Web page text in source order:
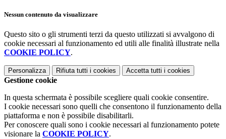
Nessun contenuto da visualizzare
Questo sito o gli strumenti terzi da questo utilizzati si avvalgono di
cookie necessari al funzionamento ed utili alle finalità illustrate nella
COOKIE POLICY.
Personalizza Rifiuta tutti i cookies Accetta tutti i cookies
Gestione cookie
In questa schermata è possibile scegliere quali cookie consentire.
I cookie necessari sono quelli che consentono il funzionamento della
piattaforma e non è possibile disabilitarli.
Per conoscere quali sono i cookie necessari al funzionamento potete
visionare la COOKIE POLICY.